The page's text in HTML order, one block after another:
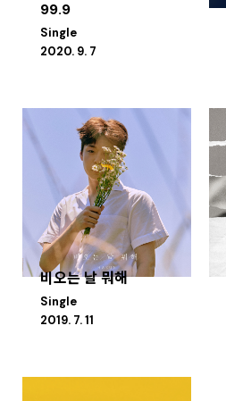
99.9
Single
2020. 9. 7
비오는 날 뭐해
Single
2019. 7. 11